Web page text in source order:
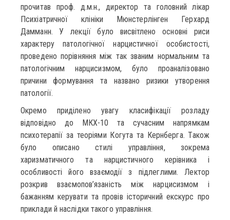
прочитав проф. д.м.н., директор та головний лікар
Психіатричної клініки Мюнстерлінген Герхард
Дамманн. У лекції було висвітлено основні риси
характеру патологічної нарцистичної особистості,
проведено порівняння між так званим нормальним та
патологічним нарцисизмом, було проаналізовано
причини формування та названо ризики утворення
патології.
Окремо приділено увагу класифікації розладу
відповідно до МКХ-10 та сучасним напрямкам
психотерапії за теоріями Когута та Кернберга. Також
було описано стилі управління, зокрема
харизматичного та нарцистичного керівника і
особливості його взаємодії з підлеглими. Лектор
розкрив взаємопов’язаність між нарцисизмом і
бажанням керувати та провів історичний екскурс про
приклади й наслідки такого управління.